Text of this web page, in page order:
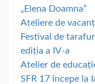
„Elena Doamna”
Ateliere de
Festival de
ediția a IV-a
Atelier de
SFR 17 începe la